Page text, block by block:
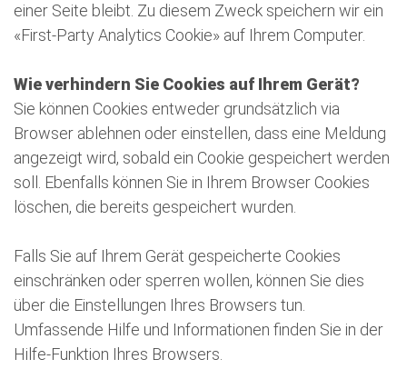
einer Seite bleibt. Zu diesem Zweck speichern wir ein
«First-Party Analytics Cookie» auf Ihrem Computer.
Wie verhindern Sie Cookies auf Ihrem Gerät?
Sie können Cookies entweder grundsätzlich via
Browser ablehnen oder einstellen, dass eine Meldung
angezeigt wird, sobald ein Cookie gespeichert werden
soll. Ebenfalls können Sie in Ihrem Browser Cookies
löschen, die bereits gespeichert wurden.
Falls Sie auf Ihrem Gerät gespeicherte Cookies
einschränken oder sperren wollen, können Sie dies
über die Einstellungen Ihres Browsers tun.
Umfassende Hilfe und Informationen finden Sie in der
Hilfe-Funktion Ihres Browsers.